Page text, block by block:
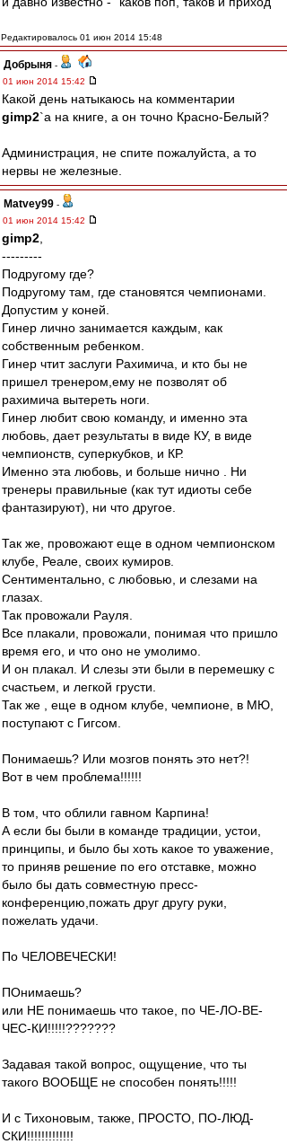
Редактировалось 01 июн 2014 15:48
Добрыня -
01 июн 2014 15:42
Какой день натыкаюсь на комментарии
gimp2`а на книге, а он точно Красно-Белый?
Администрация, не спите пожалуйста, а то
нервы не железные.
Matvey99 -
01 июн 2014 15:42
gimp2
---------
Подругому где?
Подругому там, где становятся чемпионами.
Допустим у коней.
Гинер лично занимается каждым, как
собственным ребенком.
Гинер чтит заслуги Рахимича, и кто бы не
пришел тренером,ему не позволят об
рахимича вытереть ноги.
Гинер любит свою команду, и именно эта
любовь, дает результаты в виде КУ, в виде
чемпионств, суперкубков, и КР.
Именно эта любовь, и больше нично . Ни
тренеры правильные (как тут идиоты себе
фантазируют), ни что другое.
Так же, провожают еще в одном чемпионском
клубе, Реале, своих кумиров.
Сентиментально, с любовью, и слезами на
глазах.
Так провожали Рауля.
Все плакали, провожали, понимая что пришло
время его, и что оно не умолимо.
И он плакал. И слезы эти были в перемешку с
счастьем, и легкой грусти.
Так же , еще в одном клубе, чемпионе, в МЮ,
поступают с Гигсом.
Понимаешь? Или мозгов понять это нет?!
Вот в чем проблема!!!!!!
В том, что облили гавном Карпина!
А если бы были в команде традиции, устои,
принципы, и было бы хоть какое то уважение,
то приняв решение по его отставке, можно
было бы дать совместную пресс-
конференцию,пожать друг другу руки,
пожелать удачи.
По ЧЕЛОВЕЧЕСКИ!
ПОнимаешь?
или НЕ понимаешь что такое, по ЧЕ-ЛО-ВЕ-
ЧЕС-КИ!!!!!???????
Задавая такой вопрос, ощущение, что ты
такого ВООБЩЕ не способен понять!!!!!
И с Тихоновым, также, ПРОСТО, ПО-ЛЮД-
СКИ!!!!!!!!!!!!!